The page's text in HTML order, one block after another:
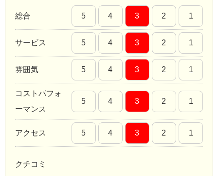
総合 5 4 3 2 1
サービス 5 4 3 2 1
雰囲気 5 4 3 2 1
コストパフォ
ーマンス
5 4 3 2 1
アクセス 5 4 3 2 1
クチコミ